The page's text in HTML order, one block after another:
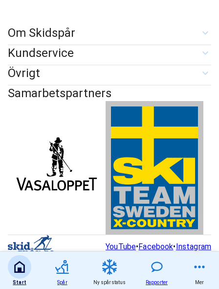
Start Spår Ny spårstatus Rapporter Mer
Om Skidspår
Kundservice
Övrigt
Samarbetspartners
YouTube•Facebook•Instagram